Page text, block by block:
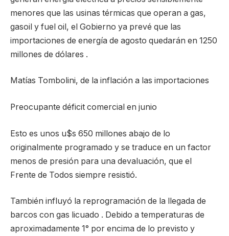
menores que las usinas térmicas que operan a gas,
gasoil y fuel oil, el Gobierno ya prevé que las
importaciones de energía de agosto quedarán en 1250
millones de dólares .
Matías Tombolini, de la inflación a las importaciones
Preocupante déficit comercial en junio
Esto es unos u$s 650 millones abajo de lo
originalmente programado y se traduce en un factor
menos de presión para una devaluación, que el
Frente de Todos siempre resistió.
También influyó la reprogramación de la llegada de
barcos con gas licuado . Debido a temperaturas de
aproximadamente 1° por encima de lo previsto y